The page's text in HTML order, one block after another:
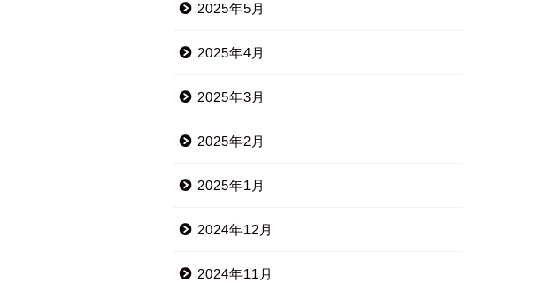
2025年5月
2025年4月
2025年3月
2025年2月
2025年1月
2024年12月
2024年11月